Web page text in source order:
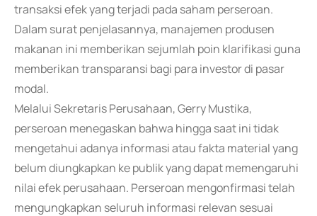
transaksi efek yang terjadi pada saham perseroan.
Dalam surat penjelasannya, manajemen produsen
makanan ini memberikan sejumlah poin klarifikasi guna
memberikan transparansi bagi para investor di pasar
modal.
Melalui Sekretaris Perusahaan, Gerry Mustika,
perseroan menegaskan bahwa hingga saat ini tidak
mengetahui adanya informasi atau fakta material yang
belum diungkapkan ke publik yang dapat memengaruhi
nilai efek perusahaan. Perseroan mengonfirmasi telah
mengungkapkan seluruh informasi relevan sesuai